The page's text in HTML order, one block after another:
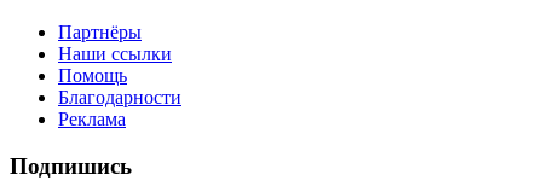
Партнёры
Наши ссылки
Помощь
Благодарности
Реклама
Подпишись